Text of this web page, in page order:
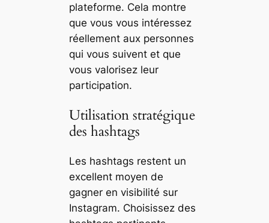
plateforme. Cela montre
que vous vous intéressez
réellement aux personnes
qui vous suivent et que
vous valorisez leur
participation.
Utilisation stratégique
des hashtags
Les hashtags restent un
excellent moyen de
gagner en visibilité sur
Instagram. Choisissez des